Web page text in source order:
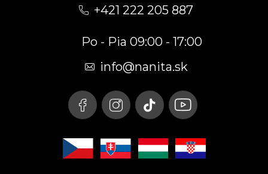
+421 222 205 887
Po - Pia 09:00 - 17:00
info@nanita.sk